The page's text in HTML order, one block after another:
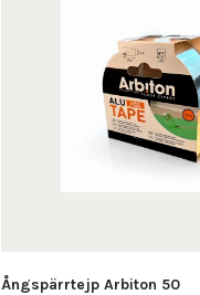
Ångspärrtejp Arbiton 50